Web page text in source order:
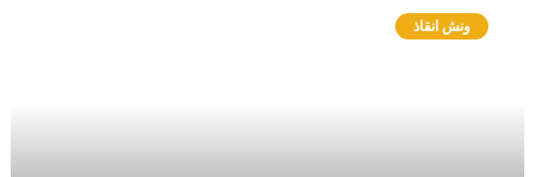
ونش انقاذ